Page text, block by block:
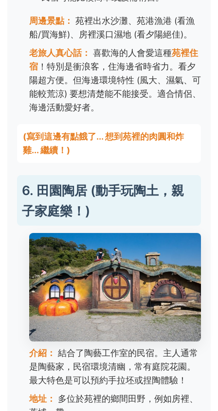
周邊景點： 苑裡出水沙灘、苑港漁港 (看漁
船/買海鮮)、房裡溪口濕地 (看夕陽絕佳)。
老旅人真心話： 喜歡海的人會愛這種苑裡住
宿 ！特別是衝浪客，住海邊省時省力。看夕
陽超方便。但海邊環境特性 (風大、濕氣、可
能較荒涼) 要想清楚能不能接受。適合情侶、
海邊活動愛好者。
(寫到這邊有點餓了... 想到苑裡的肉圓和炸
雞... 繼續！)
6. 田園陶居 (動手玩陶土，親
子家庭樂！)
介紹： 結合了陶藝工作室的民宿。主人通常
是陶藝家，民宿環境清幽，常有庭院花園。
最大特色是可以預約手拉坯或捏陶體驗！
地址：
多位於苑裡的鄉間田野，例如房裡、